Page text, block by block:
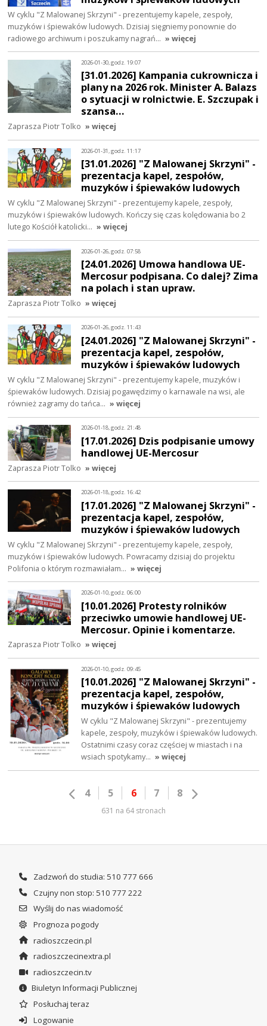
W cyklu "Z Malowanej Skrzyni" - prezentujemy kapele, zespoły,
muzyków i śpiewaków ludowych. Dzisiaj sięgniemy ponownie do
radiowego archiwum i poszukamy nagrań… » więcej
2026-01-30, godz. 19:07
[31.01.2026] Kampania cukrownicza i
plany na 2026 rok. Minister A. Balazs
o sytuacji w rolnictwie. E. Szczupak i
szansa…
Zaprasza Piotr Tolko » więcej
2026-01-31, godz. 11:17
[31.01.2026] "Z Malowanej Skrzyni" -
prezentacja kapel, zespołów,
muzyków i śpiewaków ludowych
W cyklu "Z Malowanej Skrzyni" - prezentujemy kapele, zespoły,
muzyków i śpiewaków ludowych. Kończy się czas kolędowania bo 2
lutego Kościół katolicki… » więcej
2026-01-26, godz. 07:58
[24.01.2026] Umowa handlowa UE-
Mercosur podpisana. Co dalej? Zima
na polach i stan upraw.
Zaprasza Piotr Tolko » więcej
2026-01-26, godz. 11:43
[24.01.2026] "Z Malowanej Skrzyni" -
prezentacja kapel, zespołów,
muzyków i śpiewaków ludowych
W cyklu "Z Malowanej Skrzyni" - prezentujemy kapele, muzyków i
śpiewaków ludowych. Dzisiaj pogawędzimy o karnawale na wsi, ale
również zagramy do tańca… » więcej
2026-01-18, godz. 21:48
[17.01.2026] Dzis podpisanie umowy
handlowej UE-Mercosur
Zaprasza Piotr Tolko » więcej
2026-01-18, godz. 16:42
[17.01.2026] "Z Malowanej Skrzyni" -
prezentacja kapel, zespołów,
muzyków i śpiewaków ludowych
W cyklu "Z Malowanej Skrzyni" - prezentujemy kapele, zespoły,
muzyków i śpiewaków ludowych. Powracamy dzisiaj do projektu
Polifonia o którym rozmawiałam… » więcej
2026-01-10, godz. 06:00
[10.01.2026] Protesty rolników
przeciwko umowie handlowej UE-
Mercosur. Opinie i komentarze.
Zaprasza Piotr Tolko » więcej
2026-01-10, godz. 09:45
[10.01.2026] "Z Malowanej Skrzyni" -
prezentacja kapel, zespołów,
muzyków i śpiewaków ludowych
W cyklu "Z Malowanej Skrzyni" - prezentujemy
kapele, zespoły, muzyków i śpiewaków ludowych.
Ostatnimi czasy coraz częściej w miastach i na
wsiach spotykamy… » więcej
4 5 6 7 8
631 na 64 stronach
Zadzwoń do studia: 510 777 666
Czujny non stop: 510 777 222
Wyślij do nas wiadomość
Prognoza pogody
radioszczecin.pl
radioszczecinextra.pl
radioszczecin.tv
Biuletyn Informacji Publicznej
Posłuchaj teraz
Logowanie